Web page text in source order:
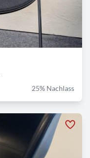
25% Nachlass